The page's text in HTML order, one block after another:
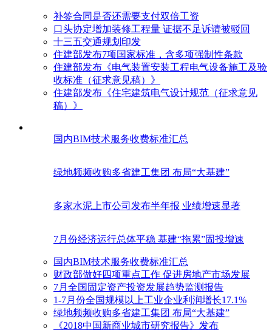
补签合同是否还需要支付双倍工资
口头协定增加装修工程量 证据不足诉请被驳回
十三五交通规划印发
住建部发布7项国家标准，含多项强制性条款
住建部发布《电气装置安装工程电气设备施工及验
收标准（征求意见稿）》
住建部发布《住宅建筑电气设计规范（征求意见
稿）》
国内BIM技术服务收费标准汇总
绿地频频收购多省建工集团 布局“大基建”
多家水泥上市公司发布半年报 业绩增速显著
7月份经济运行总体平稳 基建“拖累”固投增速
国内BIM技术服务收费标准汇总
财政部做好四项重点工作 促进房地产市场发展
7月全国固定资产投资发展趋势监测报告
1-7月份全国规模以上工业企业利润增长17.1%
绿地频频收购多省建工集团 布局“大基建”
《2018中国新商业城市研究报告》发布